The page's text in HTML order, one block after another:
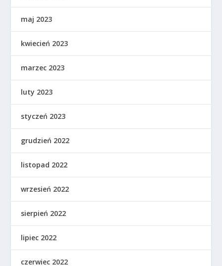
maj 2023
kwiecień 2023
marzec 2023
luty 2023
styczeń 2023
grudzień 2022
listopad 2022
wrzesień 2022
sierpień 2022
lipiec 2022
czerwiec 2022